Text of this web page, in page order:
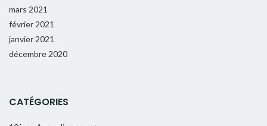
mars 2021
février 2021
janvier 2021
décembre 2020
CATÉGORIES